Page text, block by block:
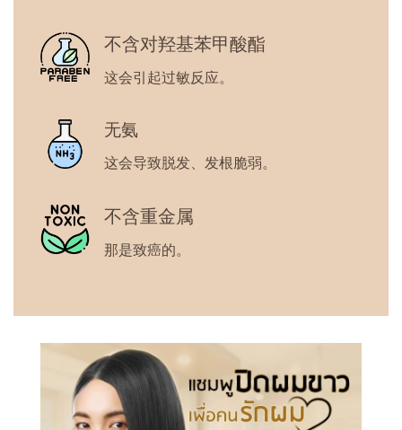
不含对羟基苯甲酸酯
这会引起过敏反应。
无氨
这会导致脱发、发根脆弱。
不含重金属
那是致癌的。